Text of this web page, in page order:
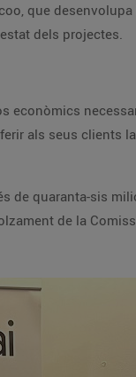
que
dels projectes.
econòmics
als seus clients
de quaranta-sis
de la